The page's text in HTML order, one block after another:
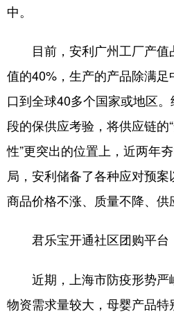
中。
目前，安利广州工厂产
值的40%，生产的产品除满
口到全球40多个国家或地区
段的保供应考验，将供应链的
性”更突出的位置上，近两年
局，安利储备了各种应对预
商品价格不涨、质量不降、供
君乐宝开通社区团购平
近期，上海市防疫形势
物资需求量较大，母婴产品